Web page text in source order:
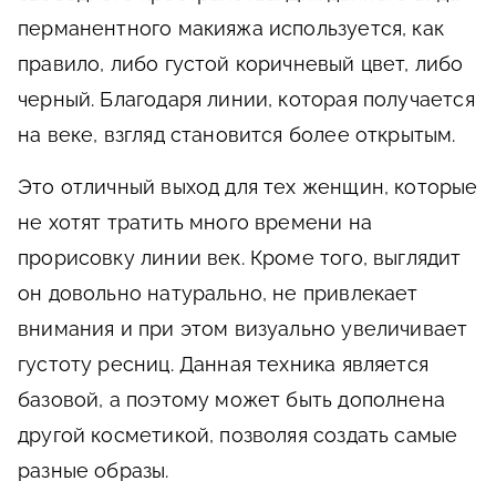
перманентного макияжа используется, как
правило, либо густой коричневый цвет, либо
черный. Благодаря линии, которая получается
на веке, взгляд становится более открытым.
Это отличный выход для тех женщин, которые
не хотят тратить много времени на
прорисовку линии век. Кроме того, выглядит
он довольно натурально, не привлекает
внимания и при этом визуально увеличивает
густоту ресниц. Данная техника является
базовой, а поэтому может быть дополнена
другой косметикой, позволяя создать самые
разные образы.